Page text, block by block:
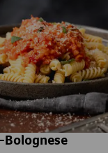
Bolognese